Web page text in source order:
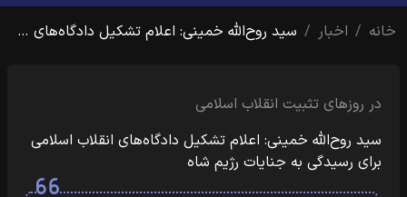
خانه
اخبار سید روح‌الله خمینی: اعلام تشکیل دادگاه‌های …
در روزهای تثبیت انقلاب اسلامی
سید روح‌الله خمینی: اعلام تشکیل دادگاه‌های انقلاب اسلامی
برای رسیدگی به جنایات رژیم شاه